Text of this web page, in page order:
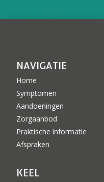
NAVIGATIE
Home
Symptomen
Aandoeningen
Zorgaanbod
Praktische informatie
Afspraken
KEEL